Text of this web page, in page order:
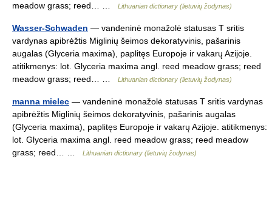
meadow grass; reed… …
Lithuanian dictionary (lietuvių žodynas)
Wasser-Schwaden — vandeninė monažolė statusas T sritis
vardynas apibrėžtis Miglinių šeimos dekoratyvinis, pašarinis
augalas (Glyceria maxima), paplitęs Europoje ir vakarų Azijoje.
atitikmenys: lot. Glyceria maxima angl. reed meadow grass; reed
meadow grass; reed… …
Lithuanian dictionary (lietuvių žodynas)
manna mielec — vandeninė monažolė statusas T sritis vardynas
apibrėžtis Miglinių šeimos dekoratyvinis, pašarinis augalas
(Glyceria maxima), paplitęs Europoje ir vakarų Azijoje. atitikmenys:
lot. Glyceria maxima angl. reed meadow grass; reed meadow
grass; reed… …
Lithuanian dictionary (lietuvių žodynas)